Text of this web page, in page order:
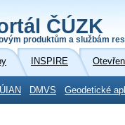
ČÚZK
produktům a službám
INSPIRE
DMVS Geodetické